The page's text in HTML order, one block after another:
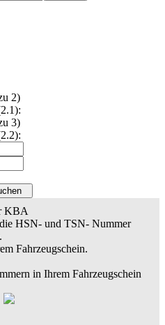
2)
3)
KBA
HSN- und TSN- Nummer
Fahrzeugschein.
in Ihrem Fahrzeugschein